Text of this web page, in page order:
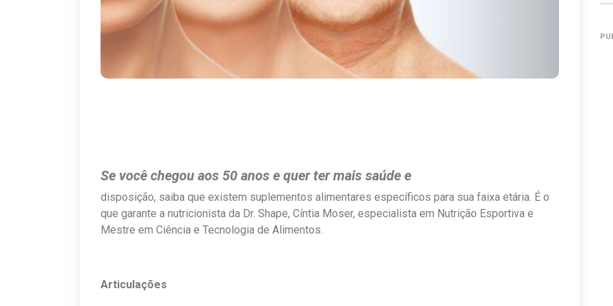
Se você chegou aos 50 anos e quer ter mais saúde e
disposição, saiba que existem suplementos alimentares específicos para sua faixa etária. É o
que garante a nutricionista da Dr. Shape, Cíntia Moser, especialista em Nutrição Esportiva e
Mestre em Ciência e Tecnologia de Alimentos.
Articulações